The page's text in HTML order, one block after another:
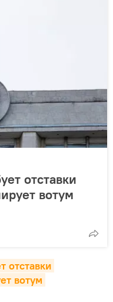
отставки
вотум
вотум